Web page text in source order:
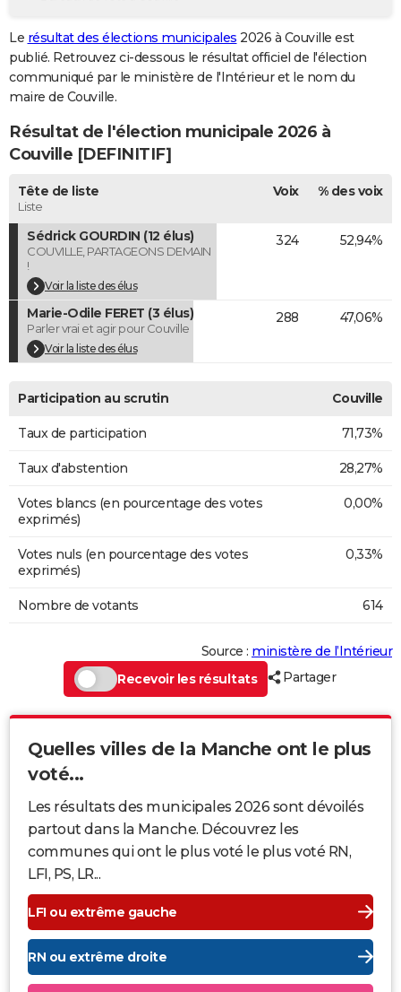
GUIDES D'ACHAT
BONS PLANS
CARTE DE VOEUX
Carte de Noël
Carte Bonne année
Carte Saint-Valentin
Carte Pâques
Carte d'anniversaire
DICTIONNAIRE
Dictionnaire
Biographies
Citations
Expressions
Proverbes
PROGRAMME TV
COPAINS D'AVANT
S'inscrire
Se connecter
Lycées
Collèges
Primaires
Universités
Entreprises
Service militaire
Avis de recherche
AVIS DE DÉCÈS
FORUM
Bricolage
Lifestyle
Culture
Sport
Auto
Television
Voyage
Cinema
Le résultat des élections municipales 2026 à Couville est
publié. Retrouvez ci-dessous le résultat officiel de l'élection
communiqué par le ministère de l'Intérieur et le nom du
maire de Couville.
Résultat de l'élection municipale 2026 à
Couville [DEFINITIF]
Tête de liste
Liste
Voix % des voix
Sédrick GOURDIN (12 élus)
COUVILLE, PARTAGEONS DEMAIN
!
Voir la liste des élus
324 52,94%
Marie-Odile FERET (3 élus)
Parler vrai et agir pour Couville
Voir la liste des élus
288 47,06%
Participation au scrutin Couville
Taux de participation 71,73%
Taux d'abstention 28,27%
Votes blancs (en pourcentage des votes
exprimés)
0,00%
Votes nuls (en pourcentage des votes
exprimés)
0,33%
Nombre de votants 614
Source : ministère de l’Intérieur
Recevoir les résultats
Partager
Quelles villes de la Manche ont le plus
voté...
Les résultats des municipales 2026 sont dévoilés
partout dans la Manche. Découvrez les
communes qui ont le plus voté le plus voté RN,
LFI, PS, LR...
LFI ou extrême gauche
RN ou extrême droite